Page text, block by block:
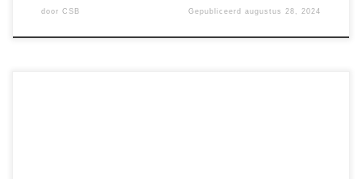
door CSB Gepubliceerdaugustus 28, 2024